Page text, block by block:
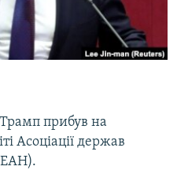
прибув на
Асоціації держав